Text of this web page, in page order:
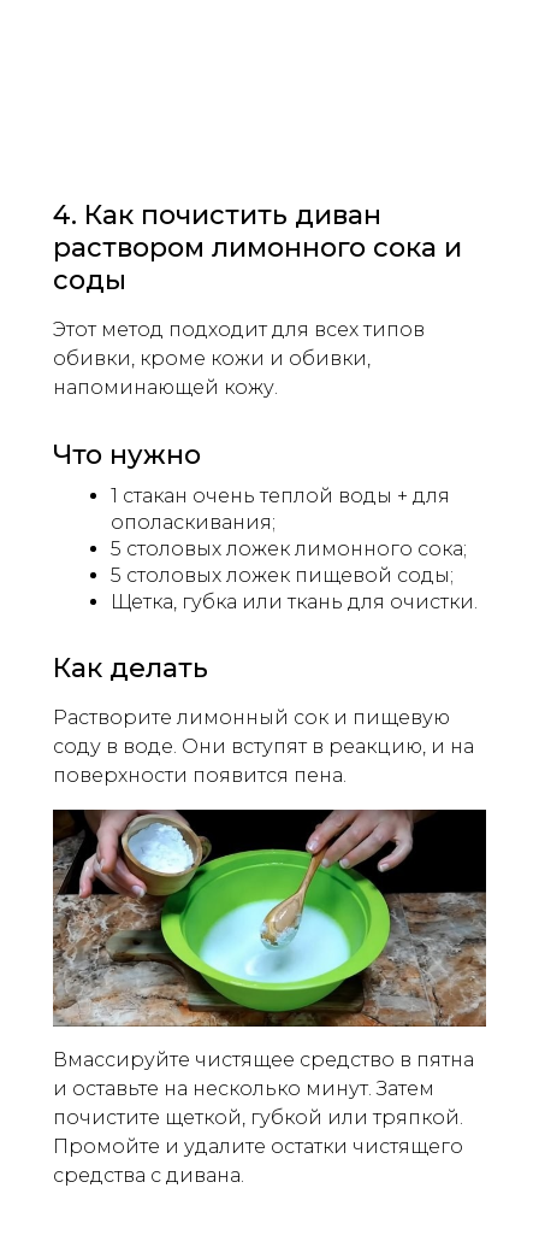
4. Как почистить диван
раствором лимонного сока и
соды
Этот метод подходит для всех типов
обивки, кроме кожи и обивки,
напоминающей кожу.
Что нужно
1 стакан очень теплой воды + для
ополаскивания;
5 столовых ложек лимонного сока;
5 столовых ложек пищевой соды;
Щетка, губка или ткань для очистки.
Как делать
Растворите лимонный сок и пищевую
соду в воде. Они вступят в реакцию, и на
поверхности появится пена.
Вмассируйте чистящее средство в пятна
и оставьте на несколько минут. Затем
почистите щеткой, губкой или тряпкой.
Промойте и удалите остатки чистящего
средства с дивана.